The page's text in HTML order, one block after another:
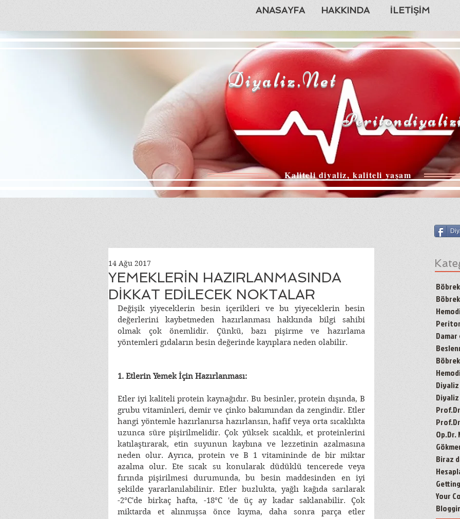
ANASAYFA HAKKINDA İLETİŞİM
Diyaliz.Net
Kaliteli diyaliz, kaliteli yaşam
YEMEKLERİN HAZIRLANMASINDA
DİKKAT EDİLECEK NOKTALAR
14 Ağu 2017
Değişik yiyeceklerin besin içerikleri ve bu yiyeceklerin besin
değerlerini kaybetmeden hazırlanması hakkında bilgi sahibi
olmak çok önemlidir. Çünkü, bazı pişirme ve hazırlama
yöntemleri gıdaların besin değerinde kayıplara neden olabilir.
1. Etlerin Yemek İçin Hazırlanması:
Etler iyi kaliteli protein kaynağıdır. Bu besinler, protein dışında, B
grubu vitaminleri, demir ve çinko bakımından da zengindir. Etler
hangi yöntemle hazırlanırsa hazırlansın, hafif veya orta sıcaklıkta
uzunca süre pişirilmelidir. Çok yüksek sıcaklık, et proteinlerini
katılaştırarak, etin suyunun kaybına ve lezzetinin azalmasına
neden olur. Ayrıca, protein ve B 1 vitamininde de bir miktar
azalma olur. Ete sıcak su konularak düdüklü tencerede veya
fırında pişirilmesi durumunda, bu besin maddesinden en iyi
şekilde yararlanılabilinir. Etler buzlukta, yağlı kağıda sarılarak
-2°C'de birkaç hafta, -18°C 'de üç ay kadar saklanabilir. Çok
miktarda et alınmışsa önce kıyma, daha sonra parça etler
Diyaliz
Diyaliz
Op.Dr.
Biraz
Your